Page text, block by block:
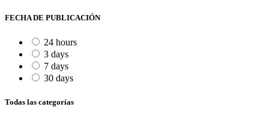
FECHA DE PUBLICACIÓN
24 hours
3 days
7 days
30 days
Todas las categorías